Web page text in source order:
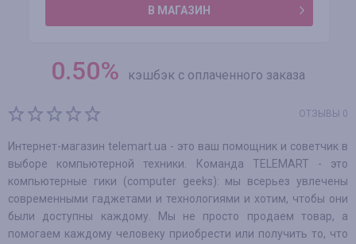
В МАГАЗИН
0.50% кэшбэк с оплаченного заказа
ОТЗЫВЫ 0
Интернет-магазин telemart.ua - это ваш помощник и советчик в
выборе компьютерной техники. Команда TELEMART - это
компьютерные гики (computer geeks): мы всерьез увлечены
современными гаджетами и технологиями и хотим, чтобы они
были доступны каждому. Мы не просто продаем товар, а
помогаем каждому человеку приобрести или получить то, что